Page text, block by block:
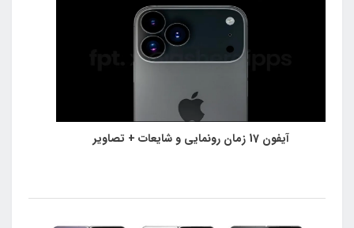
آیفون 17 زمان رونمایی و شایعات + تصاویر